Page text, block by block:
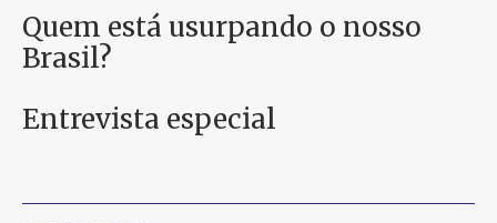
Quem está usurpando o nosso
Brasil?
Entrevista especial